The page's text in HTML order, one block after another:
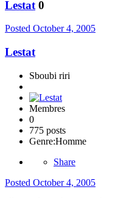
Lestat 0
Posted October 4, 2005
Lestat
Sboubi riri
Membres
0
775 posts
Genre:Homme
Share
Posted October 4, 2005